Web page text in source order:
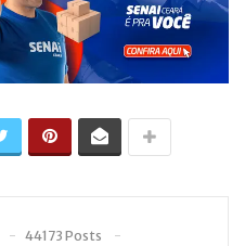
44173 Posts